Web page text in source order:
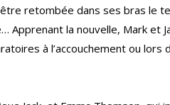
retombée dans ses bras le
Apprenant la nouvelle, Mark et
à l’accouchement ou lors